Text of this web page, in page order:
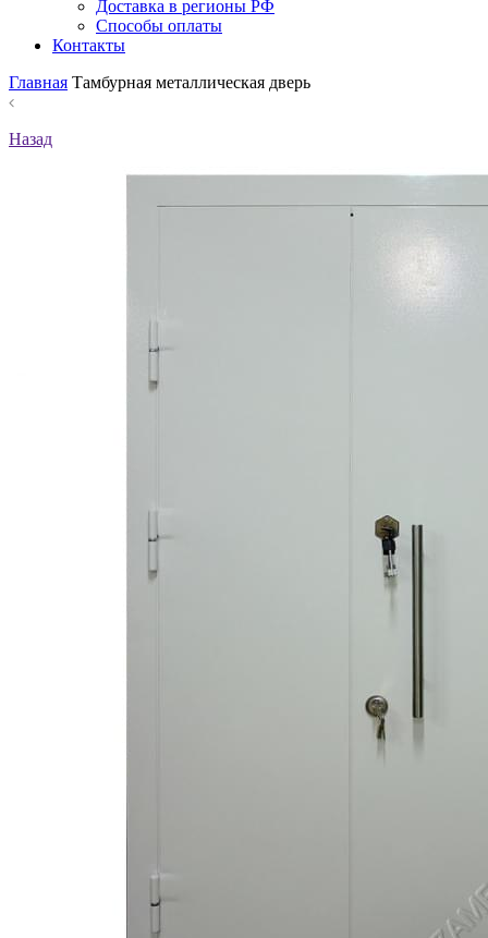
Доставка в регионы РФ
Способы оплаты
Контакты
Главная Тамбурная металлическая дверь
Назад